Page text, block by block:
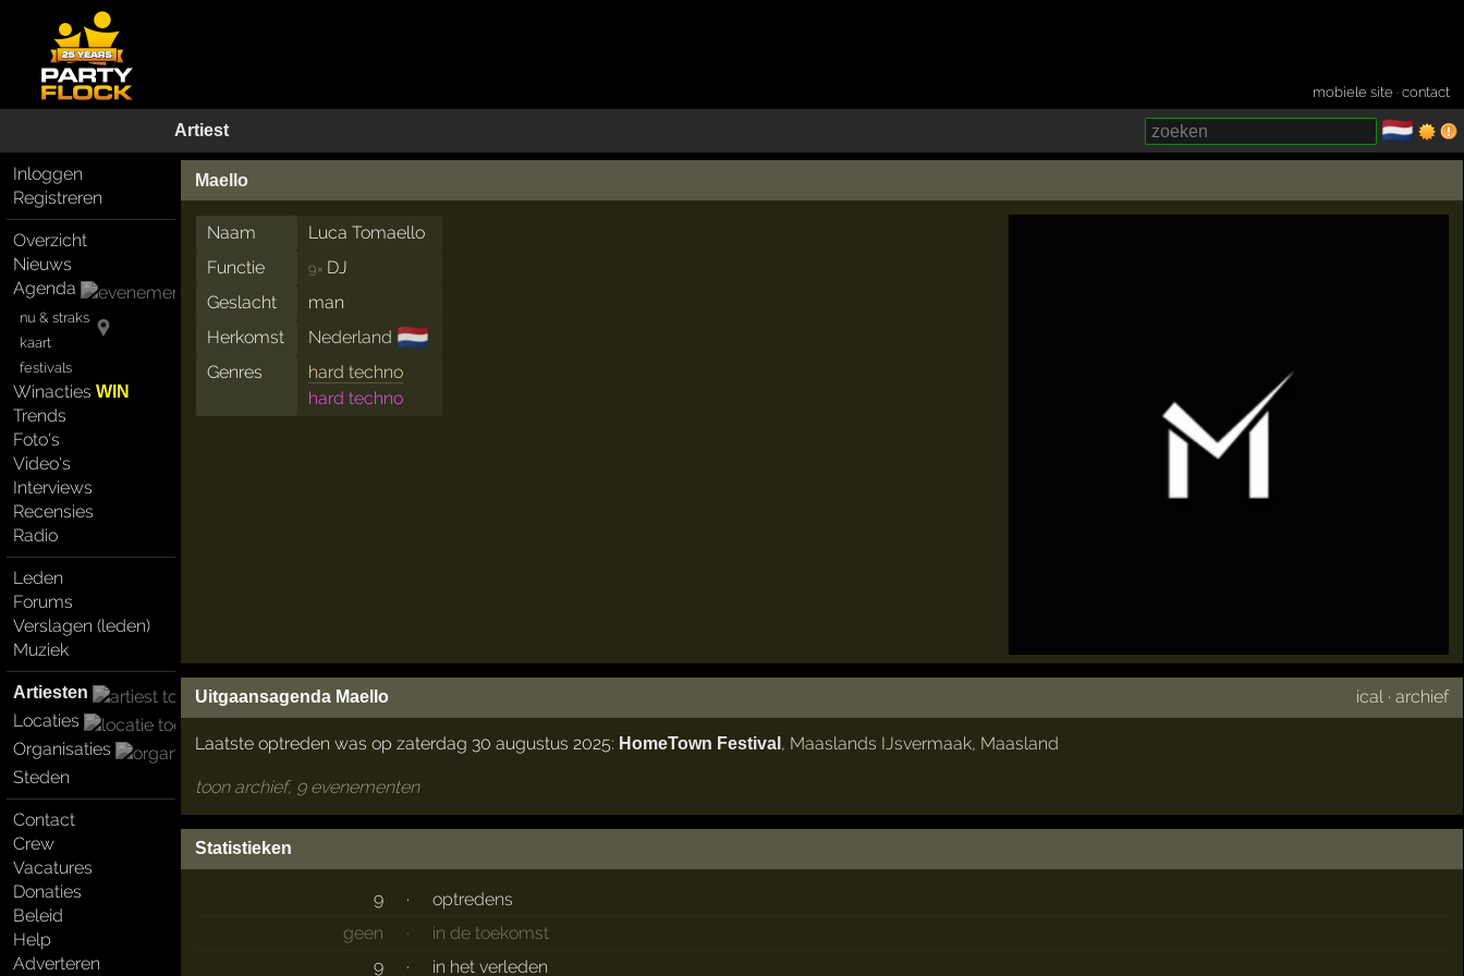
mobiele site ·contact
Artiest 🇳🇱
Inloggen
Registreren
Overzicht
Nieuws
Agenda
nu & straks
kaart
festivals
WinactiesWIN
Trends
Foto's
Video's
Interviews
Recensies
Radio
Leden
Forums
Verslagen (leden)
Muziek
Artiesten
Locaties
Organisaties
Steden
Contact
Crew
Vacatures
Donaties
Beleid
Help
Adverteren
Maello
Naam
Luca Tomaello
Functie
9× DJ
Geslacht
man
Herkomst
Nederland 🇳🇱
Genres
hard techno
hard techno
Uitgaansagenda Maello ical ·archief
Laatste optreden was op zaterdag 30 augustus 2025: HomeTown Festival , Maaslands IJsvermaak, Maasland
toon archief, 9 evenementen
Statistieken
9 ·
optredens
geen
·
in de toekomst
9
· in het verleden